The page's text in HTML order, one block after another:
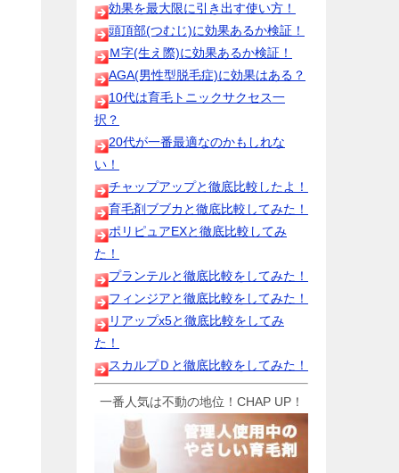
効果を最大限に引き出す使い方！
頭頂部(つむじ)に効果あるか検証！
Ｍ字(生え際)に効果あるか検証！
AGA(男性型脱毛症)に効果はある？
10代は育毛トニックサクセス一
択？
20代が一番最適なのかもしれな
い！
チャップアップと徹底比較したよ！
育毛剤ブブカと徹底比較してみた！
ポリピュアEXと徹底比較してみ
た！
プランテルと徹底比較をしてみた！
フィンジアと徹底比較をしてみた！
リアップx5と徹底比較をしてみ
た！
スカルプＤと徹底比較をしてみた！
一番人気は不動の地位！CHAP UP！